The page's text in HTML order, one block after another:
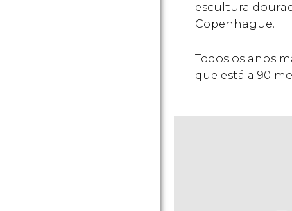
escultura
Copenhague.
Todos os anos
que está a 90